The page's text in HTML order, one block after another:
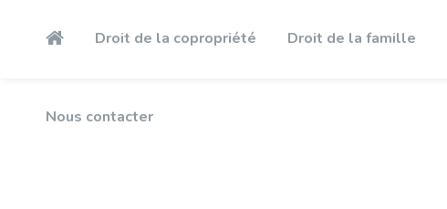
Droit de la copropriété Droit de la famille
Nous contacter
Nous contacter